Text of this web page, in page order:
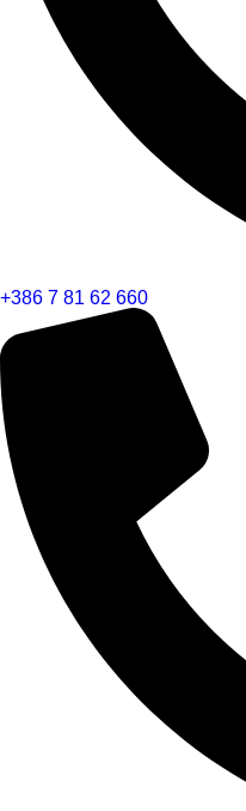
+386 7 81 62 660